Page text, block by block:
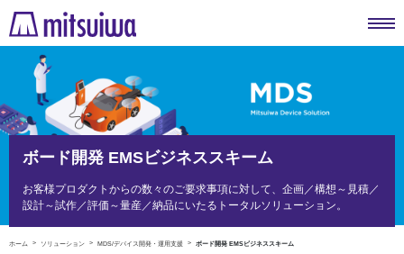
ボード開発 EMSビジネススキーム
お客様プロダクトからの数々のご要求事項に対して、企画／構想～見積／
設計～試作／評価～量産／納品にいたるトータルソリューション。
ホーム ソリューション MDS/デバイス開発・運用支援 ボード開発 EMSビジネススキーム